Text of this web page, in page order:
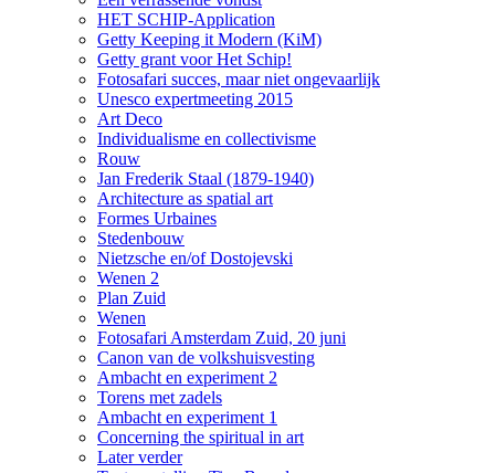
HET SCHIP-Application
Getty Keeping it Modern (KiM)
Getty grant voor Het Schip!
Fotosafari succes, maar niet ongevaarlijk
Unesco expertmeeting 2015
Art Deco
Individualisme en collectivisme
Rouw
Jan Frederik Staal (1879-1940)
Architecture as spatial art
Formes Urbaines
Stedenbouw
Nietzsche en/of Dostojevski
Wenen 2
Plan Zuid
Wenen
Fotosafari Amsterdam Zuid, 20 juni
Canon van de volkshuisvesting
Ambacht en experiment 2
Torens met zadels
Ambacht en experiment 1
Concerning the spiritual in art
Later verder